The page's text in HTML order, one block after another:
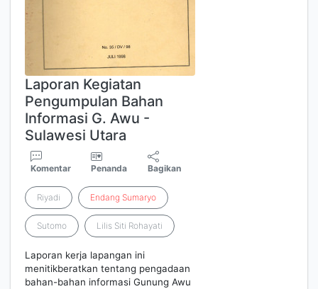
Laporan Kegiatan
Pengumpulan Bahan
Informasi G. Awu -
Sulawesi Utara
Komentar Penanda Bagikan
Riyadi Endang Sumaryo
Sutomo Lilis Siti Rohayati
Laporan kerja lapangan ini
menitikberatkan tentang pengadaan
bahan-bahan informasi Gunung Awu